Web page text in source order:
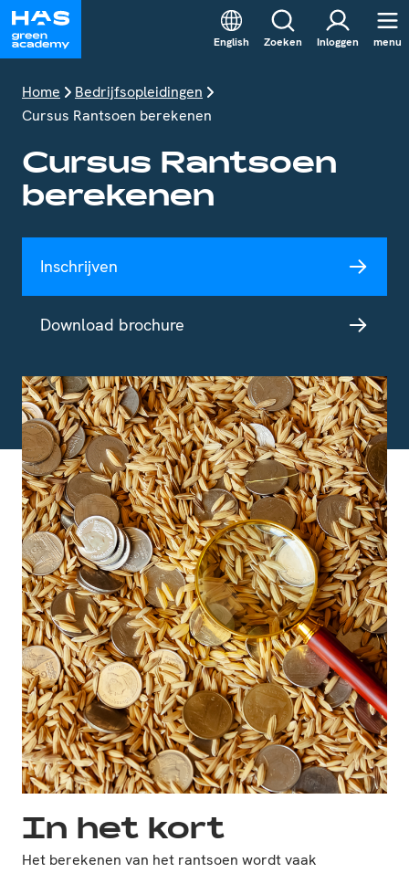
English Zoeken Inloggen menu
Home
Bedrijfsopleidingen
Cursus Rantsoen berekenen
Cursus Rantsoen
berekenen
Inschrijven
Download brochure
In het kort
Het berekenen van het rantsoen wordt vaak